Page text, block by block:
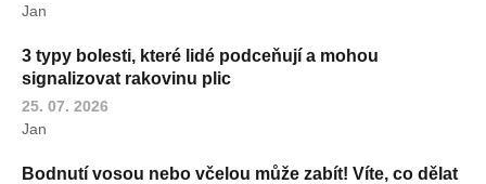
Jan
3 typy bolesti, které lidé podceňují a mohou
signalizovat rakovinu plic
25. 07. 2026
Jan
Bodnutí vosou nebo včelou může zabít! Víte, co dělat